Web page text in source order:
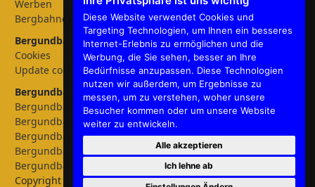
Diese Website verwendet Cookies und
Targeting Technologien, um Ihnen ein besseres
Internet-Erlebnis zu ermöglichen und die
Werbung, die Sie sehen, besser an Ihre
Bedürfnisse anzupassen. Diese Technologien
nutzen wir außerdem, um Ergebnisse zu
messen, um zu verstehen, woher unsere
Besucher kommen oder um unsere Website
weiter zu entwickeln.
Alle akzeptieren
Ich lehne ab
Werben
Bergbahnen
Bergundbahn Einstellungen
Cookies
Update cookies preferences
Bergundbahn - Sprachen
Bergundbahn Deutschland
Bergundbahn Österreich
Bergundbahn Nederland
Bergundbahn België
Bergundbahn English
Copyright © 2026 Bergundbahn